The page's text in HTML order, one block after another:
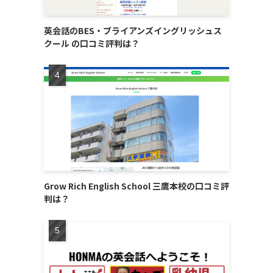
英会話のBES・ブライアンズイングリッシュス
クール の口コミ評判は？
Grow Rich English School 三鷹本校の口コミ評
判は？